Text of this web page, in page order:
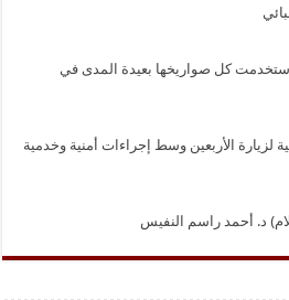
استخدمت كل صواريخها بعيدة المدى في
لزيارة الأربعين وسط إجراءات أمنية وخدمية
د. أحمد راسم النفيس